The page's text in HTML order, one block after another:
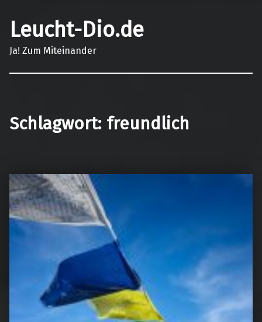
Leucht-Dio.de
Ja! Zum Miteinander
Schlagwort: freundlich